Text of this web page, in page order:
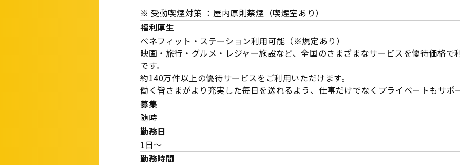
※ 受動喫煙対策 ：屋内原則禁煙（喫煙室あり）
福利厚生
ベネフィット・ステーション利用可能（※規定あり）
映画・旅行・グルメ・レジャー施設など、全国のさまざまなサービスを優待価格で
です。
約140万件以上の優待サービスをご利用いただけます。
働く皆さまがより充実した毎日を送れるよう、仕事だけでなくプライベートもサポ
募集
随時
勤務日
1日～
勤務時間